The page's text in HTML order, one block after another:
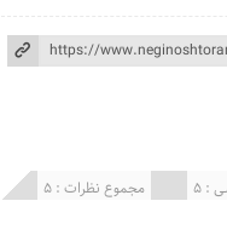
مجموع نظرات : 5 : 5